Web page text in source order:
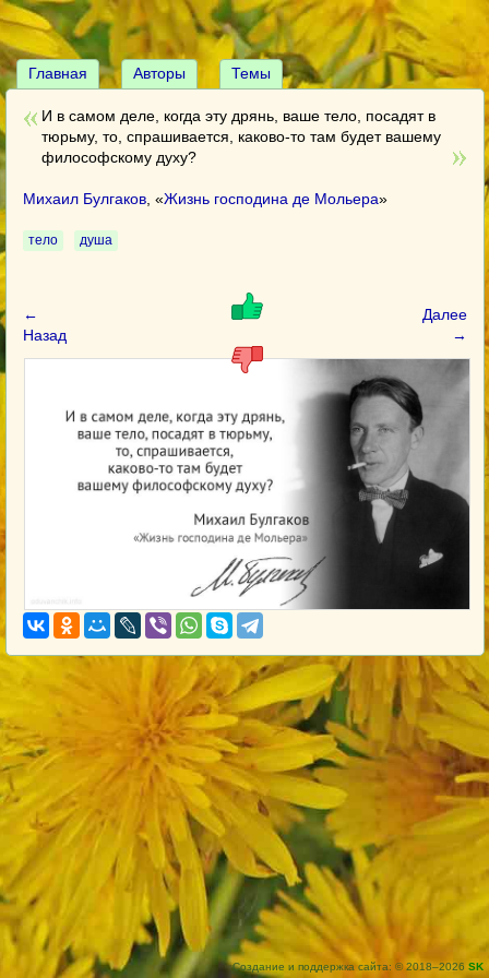
Главная Авторы Темы
И в самом деле, когда эту дрянь, ваше тело, посадят в
тюрьму, то, спрашивается, каково-то там будет вашему
философскому духу?
Михаил Булгаков , «Жизнь господина де Мольера»
тело душа
←
Назад
Далее
→
Создание и поддержка сайта: © 2018–2026 SK